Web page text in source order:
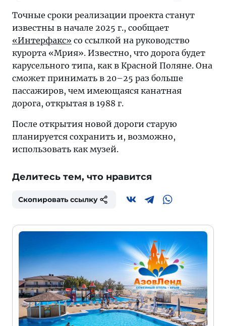
Точные сроки реализации проекта станут
известны в начале 2025 г., сообщает
«Интерфакс» со ссылкой на руководство
курорта «Мрия». Известно, что дорога будет
карусельного типа, как в Красной Поляне. Она
сможет принимать в 20–25 раз больше
пассажиров, чем имеющаяся канатная
дорога, открытая в 1988 г.
После открытия новой дороги старую
планируется сохранить и, возможно,
использовать как музей.
Делитесь тем, что нравится
Скопировать ссылку